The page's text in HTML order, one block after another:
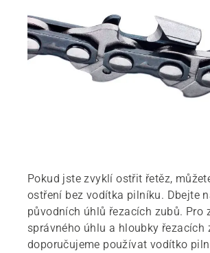
Pokud jste zvyklí ostřit řetěz,
ostření bez vodítka pilníku. Dbejte
původních úhlů řezacích zubů. Pro
správného úhlu a hloubky řezacích
doporučujeme používat vodítko